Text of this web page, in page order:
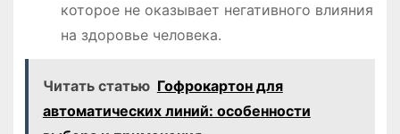
которое не оказывает негативного влияния
на здоровье человека․
Читать статью Гофрокартон для
автоматических линий: особенности